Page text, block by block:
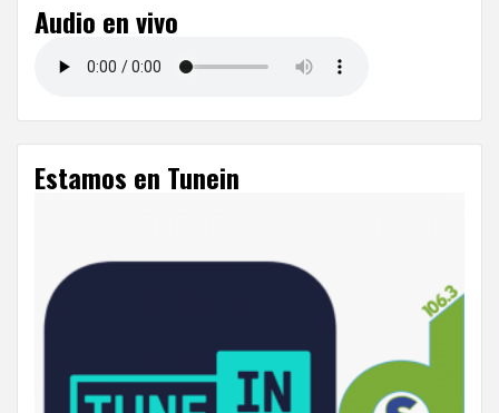
entradas
Audio en vivo
Estamos en Tunein